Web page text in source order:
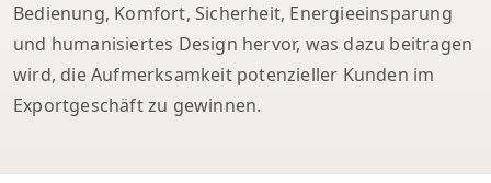
Bedienung, Komfort, Sicherheit, Energieeinsparung
und humanisiertes Design hervor, was dazu beitragen
wird, die Aufmerksamkeit potenzieller Kunden im
Exportgeschäft zu gewinnen.